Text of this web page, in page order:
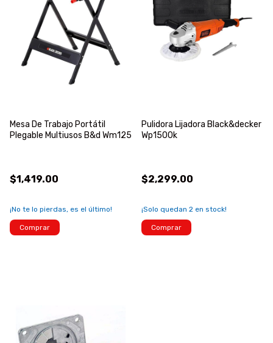
Mesa De Trabajo Portátil
Plegable Multiusos B&d Wm125
$1,419.00
¡No te lo pierdas, es el último!
Comprar
Pulidora Lijadora Black&decker
Wp1500k
$2,299.00
¡Solo quedan 2 en stock!
Comprar